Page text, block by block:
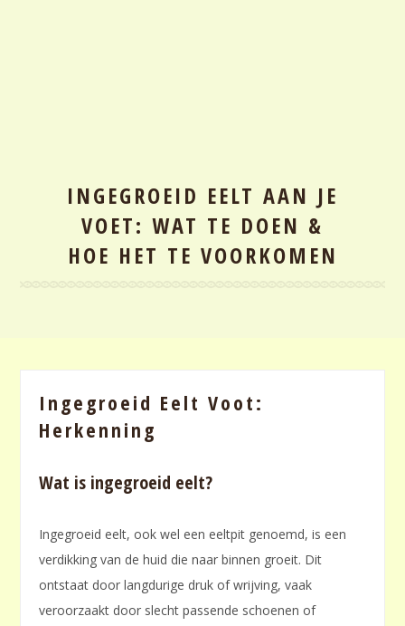
INGEGROEID EELT AAN JE
VOET: WAT TE DOEN &
HOE HET TE VOORKOMEN
Ingegroeid Eelt Voot:
Herkenning
Wat is ingegroeid eelt?
Ingegroeid eelt, ook wel een eeltpit genoemd, is een
verdikking van de huid die naar binnen groeit. Dit
ontstaat door langdurige druk of wrijving, vaak
veroorzaakt door slecht passende schoenen of